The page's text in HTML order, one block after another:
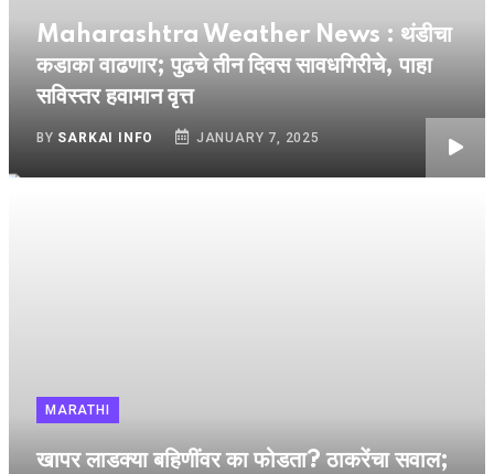
Maharashtra Weather News : थंडीचा
कडाका वाढणार; पुढचे तीन दिवस सावधगिरीचे, पाहा
सविस्तर हवामान वृत्त
BY SARKAI INFO JANUARY 7, 2025
MARATHI
खापर लाडक्या बहिणींवर का फोडता? ठाकरेंचा सवाल;